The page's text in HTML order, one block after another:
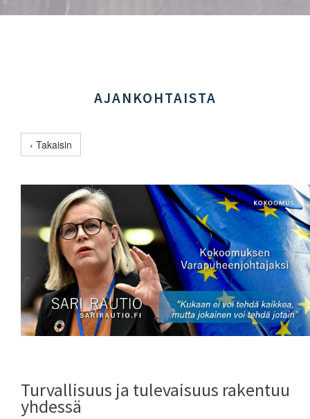
AJANKOHTAISTA
‹ Takaisin
Turvallisuus ja tulevaisuus rakentuu
yhdessä